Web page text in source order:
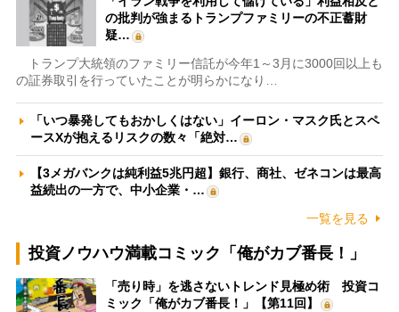
の批判が強まるトランプファミリーの不正蓄財
疑…
トランプ大統領のファミリー信託が今年1～3月に3000回以上も
の証券取引を行っていたことが明らかになり…
「いつ暴発してもおかしくはない」イーロン・マスク氏とスペ
ースXが抱えるリスクの数々「絶対…
【3メガバンクは純利益5兆円超】銀行、商社、ゼネコンは最高
益続出の一方で、中小企業・…
一覧を見る
投資ノウハウ満載コミック「俺がカブ番長！」
「売り時」を逃さないトレンド見極め術 投資コ
ミック「俺がカブ番長！」【第11回】